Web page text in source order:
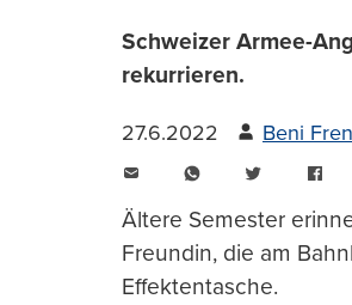
Schweizer Armee-
rekurrieren.
27.6.2022 Beni
WhatsAppTwitter
Ältere Semester
Freundin, die am
Effektentasche.